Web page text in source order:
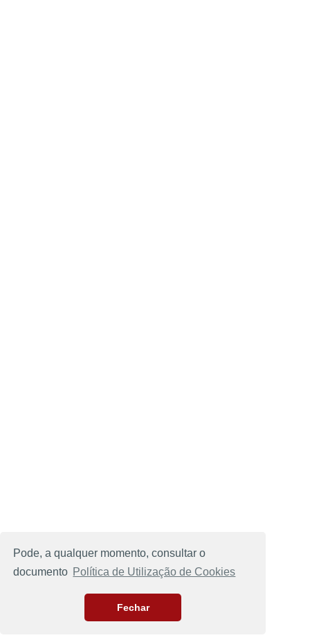
Pode, a qualquer momento, consultar o
documento Política de Utilização de Cookies
Fechar